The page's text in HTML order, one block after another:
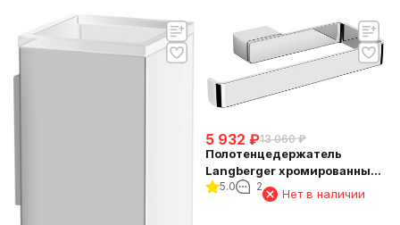
5 932 ₽13 060 ₽
Полотенцедержатель
Langberger хромированный
5.0 2
Нет в наличии